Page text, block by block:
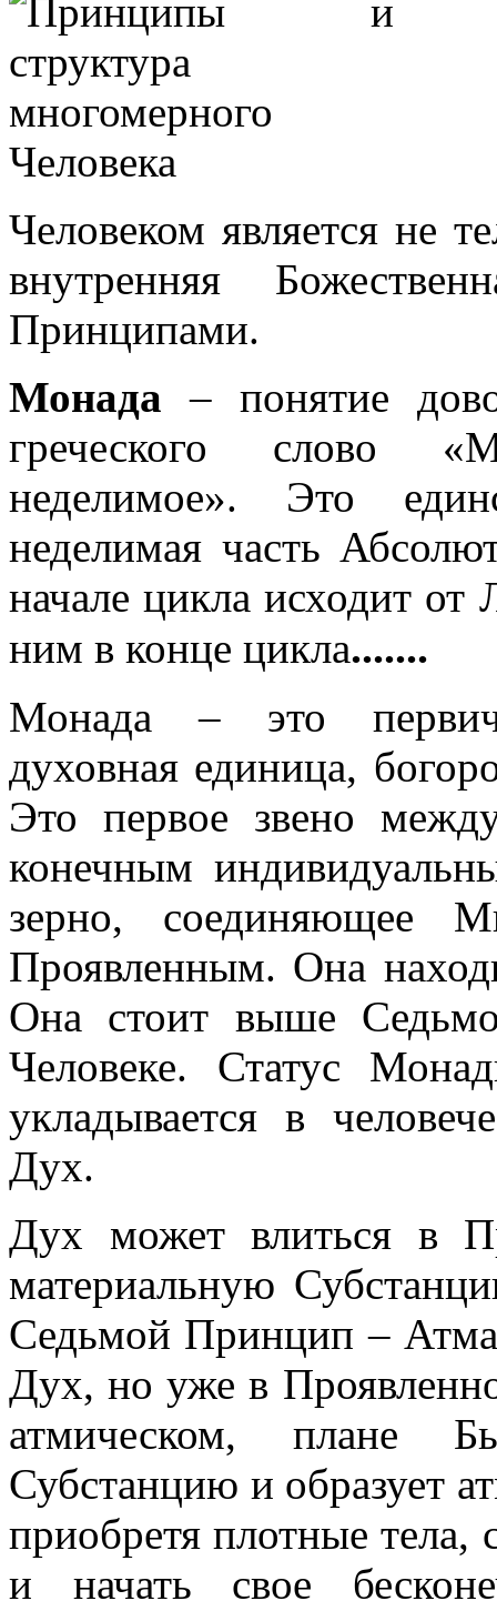
Человеком является не
внутренняя
Принципами.
Монада – понятие
греческого слово
неделимое». Это
неделимая часть
начале цикла исходит от
ним в конце цикла.......
Монада – это
духовная единица,
Это первое звено
конечным
зерно, соединяющее
Проявленным. Она
Она стоит выше
Человеке. Статус
укладывается в
Дух.
Дух может влиться в
материальную
Седьмой Принцип –
Дух, но уже в
атмическом, плане
Субстанцию и образует
приобретя плотные
и начать свое